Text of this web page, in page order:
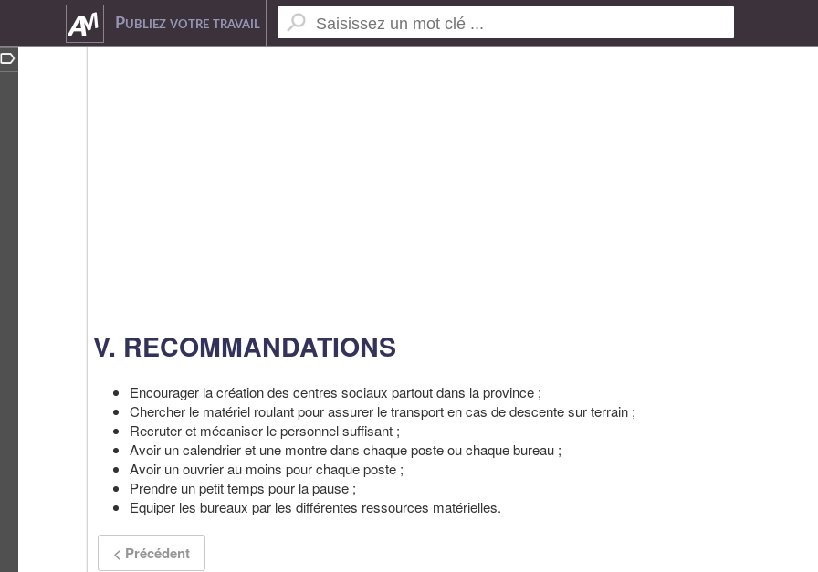
Publiez votre travail
V. RECOMMANDATIONS
Encourager la création des centres sociaux partout dans la province ;
Chercher le matériel roulant pour assurer le transport en cas de descente sur terrain ;
Recruter et mécaniser le personnel suffisant ;
Avoir un calendrier et une montre dans chaque poste ou chaque bureau ;
Avoir un ouvrier au moins pour chaque poste ;
Prendre un petit temps pour la pause ;
Equiper les bureaux par les différentes ressources matérielles.
< Précédent